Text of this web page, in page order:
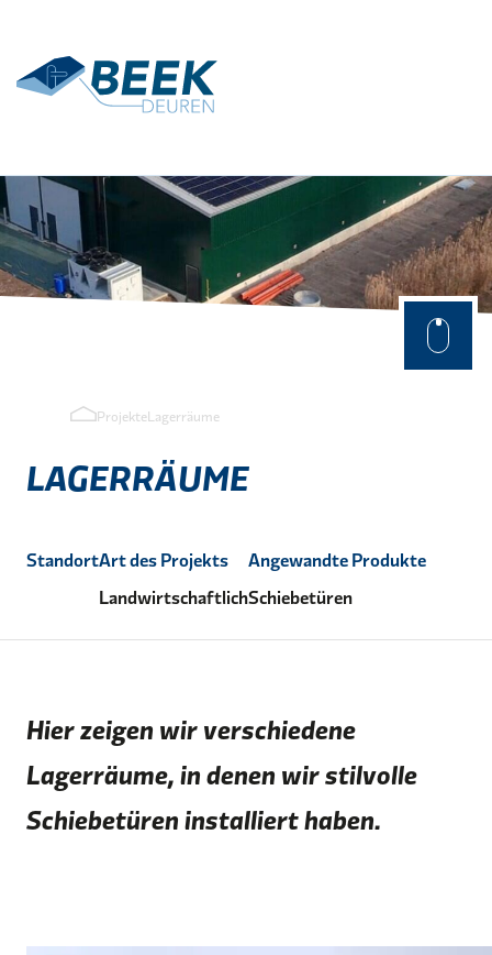
Anwendungen
Landwirtschaftlich
ProjekteLagerräume
LAGERRÄUME
StandortArt des Projekts
Landwirtschaftlich
Angewandte Produkte
Schiebetüren
Hier zeigen wir verschiedene
Lagerräume, in denen wir stilvolle
Schiebetüren installiert haben.